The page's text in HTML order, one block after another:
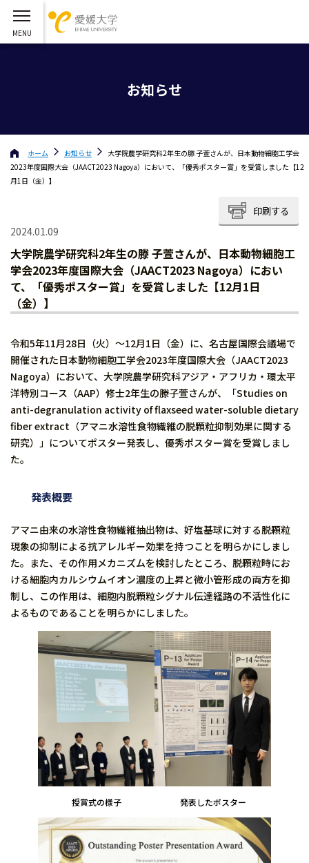
お知らせ
ホーム お知らせ
大学院農学研究科2年生の滕 子萱さんが、日本動物細胞工学会
2023年度国際大会（JAACT2023 Nagoya）において、「優秀ポスター賞」を受賞しました【12
月1日（金）】
印刷する
2024.01.09
大学院農学研究科2年生の滕 子萱さんが、日本動物細胞工
学会2023年度国際大会（JAACT2023 Nagoya）におい
て、「優秀ポスター賞」を受賞しました【12月1日
（金）】
令和5年11月28日（火）〜12月1日（金）に、名古屋国際会議場で
開催された日本動物細胞工学会2023年度国際大会（JAACT2023
Nagoya）において、大学院農学研究科アジア・アフリカ・環太平
洋特別コース（AAP）修士2年生の滕子萱さんが、「Studies on
anti-degranulation activity of flaxseed water-soluble dietary
fiber extract（アマニ水溶性食物繊維の脱顆粒抑制効果に関する
研究）」についてポスター発表し、優秀ポスター賞を受賞しまし
た。
発表概要
アマニ由来の水溶性食物繊維抽出物は、好塩基球に対する脱顆粒
現象の抑制による抗アレルギー効果を持つことを明らかにしまし
た。また、その作用メカニズムを検討したところ、脱顆粒時にお
ける細胞内カルシウムイオン濃度の上昇と微小管形成の両方を抑
制し、この作用は、細胞内脱顆粒シグナル伝達経路の不活性化に
よるものであることを明らかにしました。
授賞式の様子 発表したポスター